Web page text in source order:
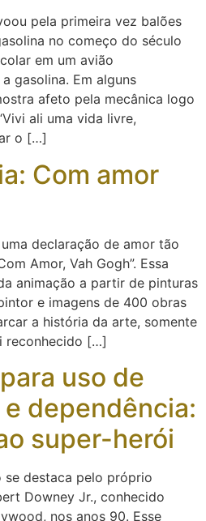
pela primeira vez balões
no começo do século
em um avião
gasolina. Em alguns
afeto pela mecânica logo
ali uma vida livre,
o […]
Com amor
declaração de amor tão
Amor, Vah Gogh”. Essa
animação a partir de pinturas
e imagens de 400 obras
a história da arte, somente
reconhecido […]
uso de
dependência:
super-herói
se destaca pelo próprio
Downey Jr., conhecido
nos anos 90. Esse